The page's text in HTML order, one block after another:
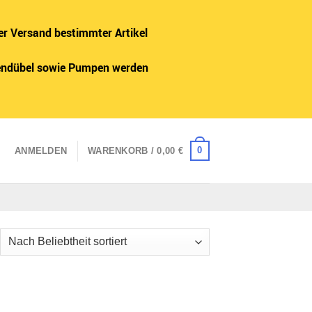
Versand bestimmter Artikel
sowie Pumpen werden
ANMELDEN WARENKORB /0,00 € 0